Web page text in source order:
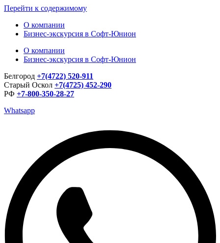
Перейти к содержимому
О компании
Бизнес-экскурсия в Софт-Юнион
О компании
Бизнес-экскурсия в Софт-Юнион
Белгород +7(4722) 520-911
Старый Оскол +7(4725) 452-290
РФ +7-800-350-28-27
Whatsapp